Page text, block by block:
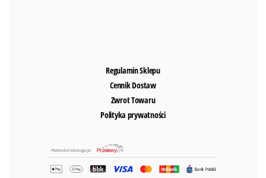
Regulamin Sklepu
Cennik Dostaw
Zwrot Towaru
Polityka prywatności